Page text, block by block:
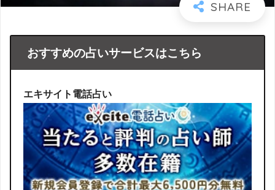
おすすめの占いサービスはこちら
エキサイト電話占い